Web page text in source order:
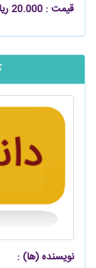
قیمت : 20.000 ریال
نویسنده (ها) :